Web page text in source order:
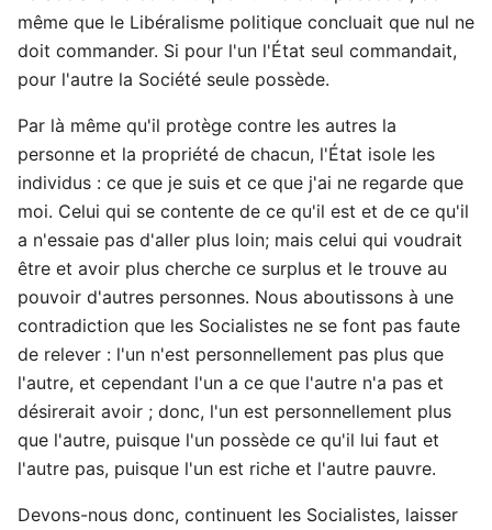
même que le Libéralisme politique concluait que nul ne
doit commander. Si pour l'un l'État seul commandait,
pour l'autre la Société seule possède.
Par là même qu'il protège contre les autres la
personne et la propriété de chacun, l'État isole les
individus : ce que je suis et ce que j'ai ne regarde que
moi. Celui qui se contente de ce qu'il est et de ce qu'il
a n'essaie pas d'aller plus loin; mais celui qui voudrait
être et avoir plus cherche ce surplus et le trouve au
pouvoir d'autres personnes. Nous aboutissons à une
contradiction que les Socialistes ne se font pas faute
de relever : l'un n'est personnellement pas plus que
l'autre, et cependant l'un a ce que l'autre n'a pas et
désirerait avoir ; donc, l'un est personnellement plus
que l'autre, puisque l'un possède ce qu'il lui faut et
l'autre pas, puisque l'un est riche et l'autre pauvre.
Devons-nous donc, continuent les Socialistes, laisser